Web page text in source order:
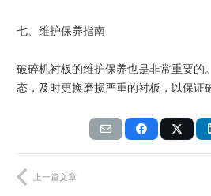
七、维护保养指南
破碎机衬板的维护保养也是非常重要的
态，及时更换磨损严重的衬板，以保证
上一篇文章